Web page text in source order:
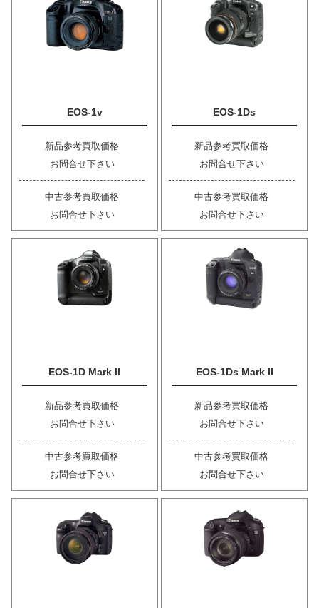
EOS-1v
新品参考買取価格
お問合せ下さい
中古参考買取価格
お問合せ下さい
EOS-1Ds
新品参考買取価格
お問合せ下さい
中古参考買取価格
お問合せ下さい
EOS-1D Mark II
新品参考買取価格
お問合せ下さい
中古参考買取価格
お問合せ下さい
EOS-1Ds Mark II
新品参考買取価格
お問合せ下さい
中古参考買取価格
お問合せ下さい